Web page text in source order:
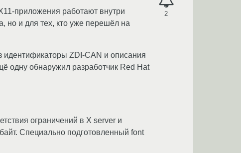
2
приложения работают внутри
но и для тех, кто уже перешёл на
ZDI-CAN и описания
одну обнаружил разработчик Red Hat
ограничений в X server и
Специально подготовленный font